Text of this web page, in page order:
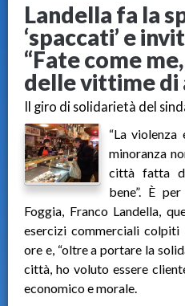
Landella fa la
‘spaccati’ e
“Fate come
delle vittime
Il giro di solidarietà del
“La
minoranza
città fatta
bene”. È
Foggia, Franco Landella,
esercizi commerciali colpiti
ore e, “oltre a portare la
città, ho voluto essere
economico e morale.